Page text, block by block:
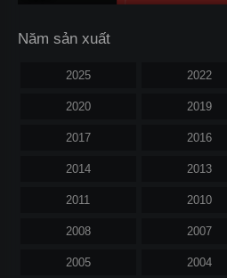
Năm sản xuất
2025 2022
2020 2019
2017 2016
2014 2013
2011 2010
2008 2007
2005 2004